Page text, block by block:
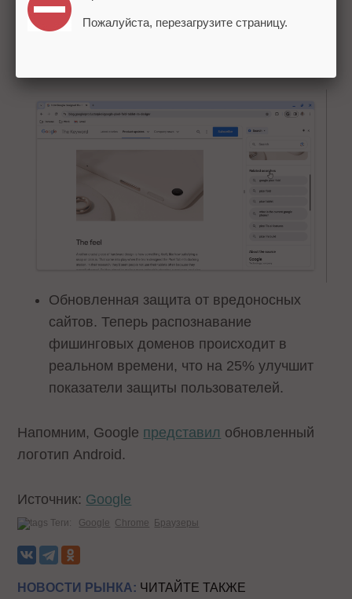
информацией о тексте или картинке на
странице и со списком связанных
Обновленная защита от вредоносных
сайтов. Теперь распознавание
фишинговых доменов происходит в
реальном времени, что на 25% улучшит
показатели защиты пользователей.
Напомним, Google представил обновленный
логотип Android.
Источник: Google
Теги: Google Chrome Браузеры
НОВОСТИ РЫНКА: ЧИТАЙТЕ ТАКЖЕ
Пожалуйста, перезагрузите страницу.